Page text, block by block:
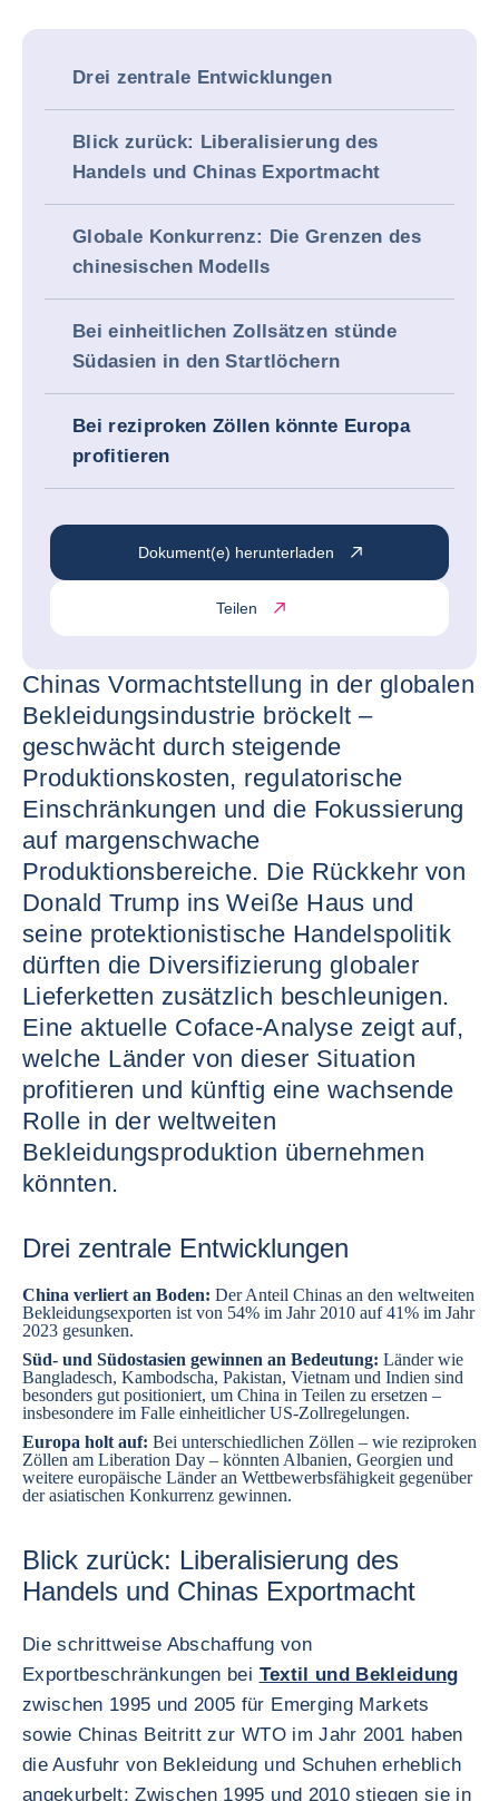
Drei zentrale Entwicklungen
Blick zurück: Liberalisierung des
Handels und Chinas Exportmacht
Globale Konkurrenz: Die Grenzen des
chinesischen Modells
Bei einheitlichen Zollsätzen stünde
Südasien in den Startlöchern
Bei reziproken Zöllen könnte Europa
profitieren
Dokument(e) herunterladen
Teilen
Chinas Vormachtstellung in der globalen
Bekleidungsindustrie bröckelt –
geschwächt durch steigende
Produktionskosten, regulatorische
Einschränkungen und die Fokussierung
auf margenschwache
Produktionsbereiche. Die Rückkehr von
Donald Trump ins Weiße Haus und
seine protektionistische Handelspolitik
dürften die Diversifizierung globaler
Lieferketten zusätzlich beschleunigen.
Eine aktuelle Coface-Analyse zeigt auf,
welche Länder von dieser Situation
profitieren und künftig eine wachsende
Rolle in der weltweiten
Bekleidungsproduktion übernehmen
könnten.
Drei zentrale Entwicklungen
China verliert an Boden: Der Anteil Chinas an den weltweiten
Bekleidungsexporten ist von 54% im Jahr 2010 auf 41% im Jahr
2023 gesunken.
Süd- und Südostasien gewinnen an Bedeutung: Länder wie
Bangladesch, Kambodscha, Pakistan, Vietnam und Indien sind
besonders gut positioniert, um China in Teilen zu ersetzen –
insbesondere im Falle einheitlicher US-Zollregelungen.
Europa holt auf: Bei unterschiedlichen Zöllen – wie reziproken
Zöllen am Liberation Day – könnten Albanien, Georgien und
weitere europäische Länder an Wettbewerbsfähigkeit gegenüber
der asiatischen Konkurrenz gewinnen.
Blick zurück: Liberalisierung des
Handels und Chinas Exportmacht
Die schrittweise Abschaffung von
Exportbeschränkungen bei Textil und Bekleidung
zwischen 1995 und 2005 für Emerging Markets
sowie Chinas Beitritt zur WTO im Jahr 2001 haben
die Ausfuhr von Bekleidung und Schuhen erheblich
angekurbelt: Zwischen 1995 und 2010 stiegen sie in